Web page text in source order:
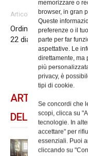
memorizzare o
browser, in gran
Queste
preferenze o il
parte per far
aspettative. Le
direttamente, ma
più
privacy, è
tipi di cookie.
Se concordi che
scopi, clicca su
tecnologie. In
accettare" per
essenziali. Puoi
cliccando su
Articolo precedente
Ordinati dal vicario De
22 diaconi
ARTICOLI
DELLO STESSO
A